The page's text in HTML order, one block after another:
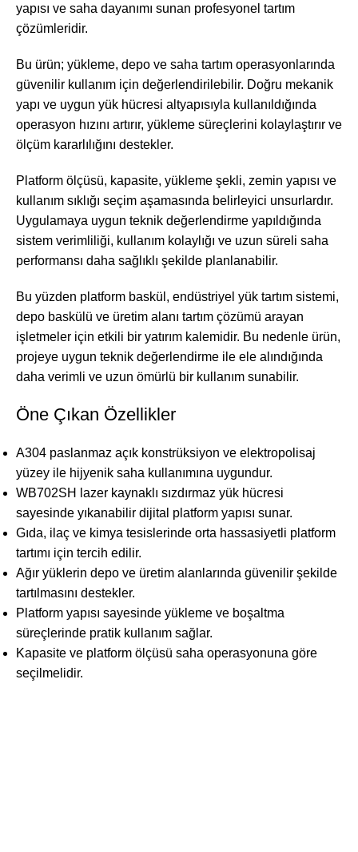
yapısı ve saha dayanımı sunan profesyonel tartım
çözümleridir.
Bu ürün; yükleme, depo ve saha tartım operasyonlarında
güvenilir kullanım için değerlendirilebilir. Doğru mekanik
yapı ve uygun yük hücresi altyapısıyla kullanıldığında
operasyon hızını artırır, yükleme süreçlerini kolaylaştırır ve
ölçüm kararlılığını destekler.
Platform ölçüsü, kapasite, yükleme şekli, zemin yapısı ve
kullanım sıklığı seçim aşamasında belirleyici unsurlardır.
Uygulamaya uygun teknik değerlendirme yapıldığında
sistem verimliliği, kullanım kolaylığı ve uzun süreli saha
performansı daha sağlıklı şekilde planlanabilir.
Bu yüzden platform baskül, endüstriyel yük tartım sistemi,
depo baskülü ve üretim alanı tartım çözümü arayan
işletmeler için etkili bir yatırım kalemidir. Bu nedenle ürün,
projeye uygun teknik değerlendirme ile ele alındığında
daha verimli ve uzun ömürlü bir kullanım sunabilir.
Öne Çıkan Özellikler
A304 paslanmaz açık konstrüksiyon ve elektropolisaj
yüzey ile hijyenik saha kullanımına uygundur.
WB702SH lazer kaynaklı sızdırmaz yük hücresi
sayesinde yıkanabilir dijital platform yapısı sunar.
Gıda, ilaç ve kimya tesislerinde orta hassasiyetli platform
tartımı için tercih edilir.
Ağır yüklerin depo ve üretim alanlarında güvenilir şekilde
tartılmasını destekler.
Platform yapısı sayesinde yükleme ve boşaltma
süreçlerinde pratik kullanım sağlar.
Kapasite ve platform ölçüsü saha operasyonuna göre
seçilmelidir.